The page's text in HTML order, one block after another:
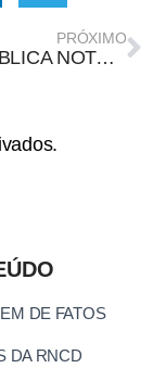
PRÓXIMO
CNDH PUBLICA NOTA EM REPÚDIO A ATAQUES À LIBERDADE DE EXPRESSÃO POR MEIO DA INDEVIDA APLICAÇÃO DA LEI DE SEGURANÇA NACIONAL
DE FATOS
DA RNCD